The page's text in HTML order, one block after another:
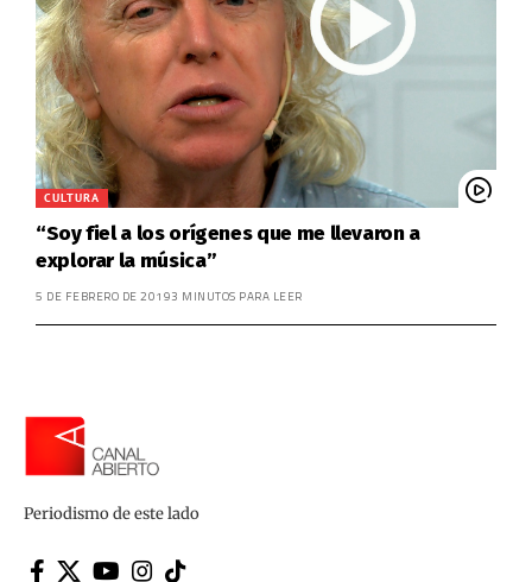
CULTURA
“Soy fiel a los orígenes que me llevaron a
explorar la música”
5 DE FEBRERO DE 20193 MINUTOS PARA LEER
Periodismo de este lado